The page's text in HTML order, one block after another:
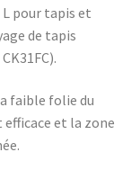
L pour tapis et
de tapis
faible folie du
et la zone